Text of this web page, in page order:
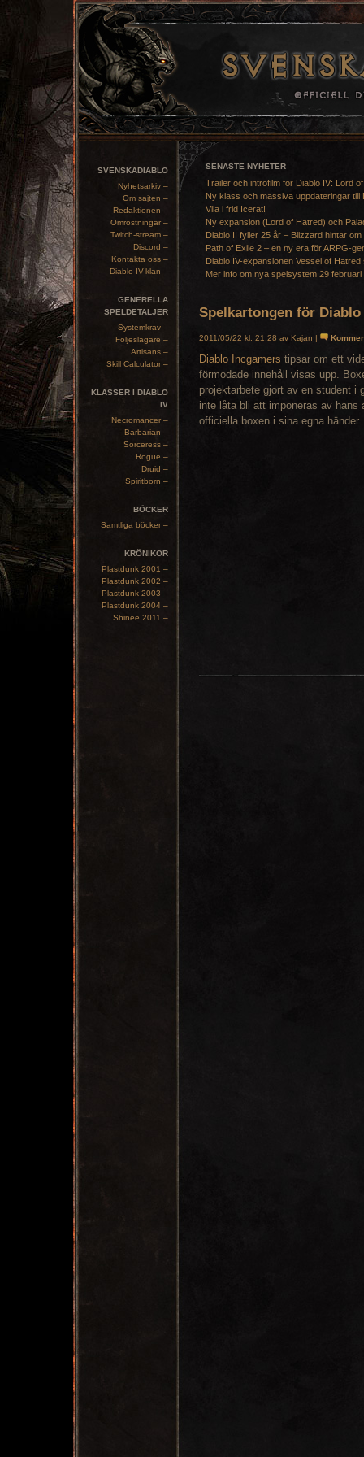
SVENSKADIABLO
Nyhetsarkiv –
Om sajten –
Redaktionen –
Omröstningar –
Twitch-stream –
Discord –
Kontakta oss –
Diablo IV-klan –
GENERELLA
SPELDETALJER
Systemkrav –
Följeslagare –
Artisans –
Skill Calculator –
KLASSER I DIABLO
IV
Necromancer –
Barbarian –
Sorceress –
Rogue –
Druid –
Spiritborn –
BÖCKER
Samtliga böcker –
KRÖNIKOR
Plastdunk 2001 –
Plastdunk 2002 –
Plastdunk 2003 –
Plastdunk 2004 –
Shinee 2011 –
SENASTE NYHETER
Trailer och introfilm för Diablo IV: Lord
Ny klass och massiva uppdateringar till
Vila i frid Icerat!
Ny expansion (Lord of Hatred) och
Diablo II fyller 25 år – Blizzard hintar om
Path of Exile 2 – en ny era för ARPG-
Diablo IV-expansionen Vessel of
Mer info om nya spelsystem 29 februari
Spelkartongen för Diablo
2011/05/22 kl. 21:28 av Kajan |
Diablo Incgamers tipsar om ett
förmodade innehåll visas upp.
projektarbete gjort av en student i
inte låta bli att imponeras av
officiella boxen i sina egna händer.